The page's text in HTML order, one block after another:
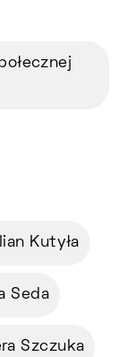
Kutyła
Seda
Szczuka